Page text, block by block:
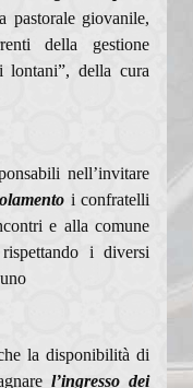
pastorale giovanile,
della gestione
lontani”, della cura
nell’invitare
i confratelli
e alla comune
i diversi
la disponibilità di
l’ingresso dei